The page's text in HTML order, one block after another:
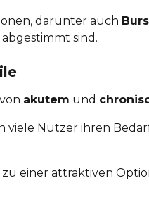
darunter auch
sind.
akutem und
Nutzer ihren
zu einer attraktiven